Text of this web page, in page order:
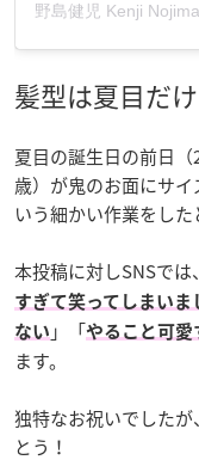
髪型は夏目だ
夏目の誕生日の前日
歳）が鬼のお面にサ
いう細かい作業をした
本投稿に対しSNSでは
すぎて笑ってしまいま
ない 」「やること可愛
ます。
独特なお祝いでした
とう！